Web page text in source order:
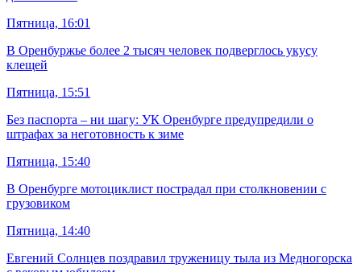
Пятница, 16:01
В Оренбуржье более 2 тысяч человек подверглось укусу
клещей
Пятница, 15:51
Без паспорта – ни шагу: УК Оренбурге предупредили о
штрафах за неготовность к зиме
Пятница, 15:40
В Оренбурге мотоциклист пострадал при столкновении с
грузовиком
Пятница, 14:40
Евгений Солнцев поздравил труженицу тыла из Медногорска